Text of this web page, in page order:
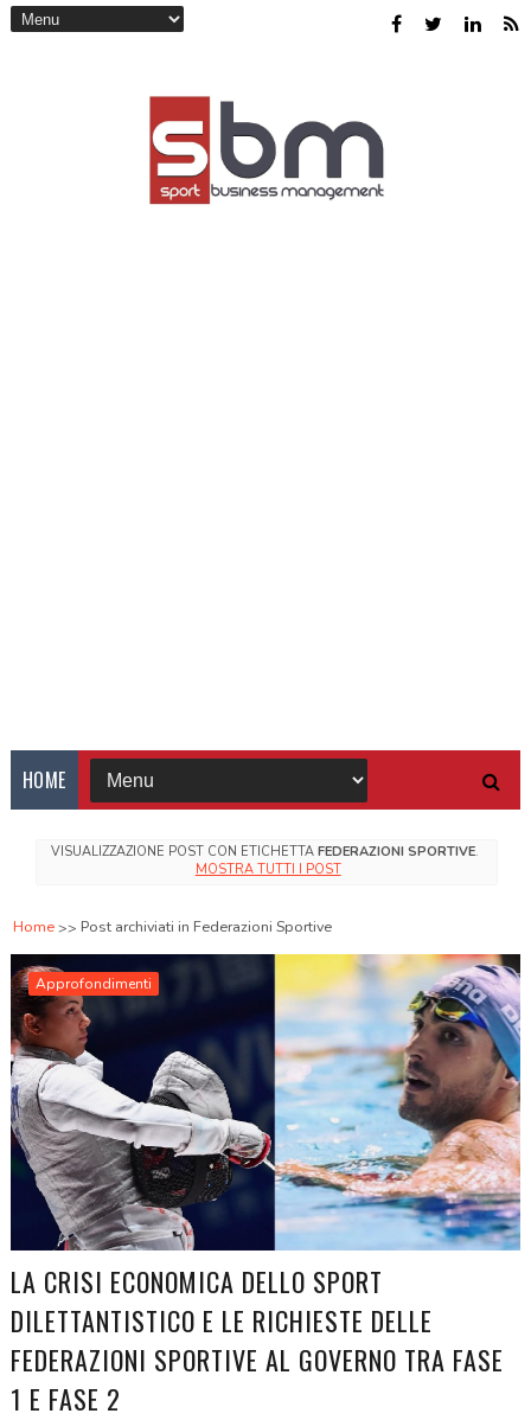
HOME
VISUALIZZAZIONE POST CON ETICHETTAFEDERAZIONI SPORTIVE.
MOSTRA TUTTI I POST
Home Post archiviati in Federazioni Sportive
Approfondimenti
LA CRISI ECONOMICA DELLO SPORT
DILETTANTISTICO E LE RICHIESTE DELLE
FEDERAZIONI SPORTIVE AL GOVERNO TRA FASE
1 E FASE 2